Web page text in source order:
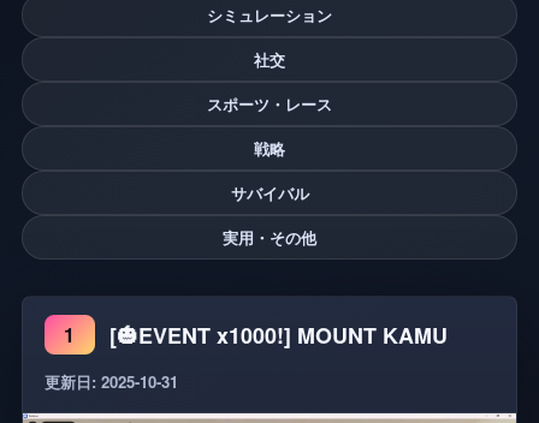
シミュレーション
社交
スポーツ・レース
戦略
サバイバル
実用・その他
1 [🎃EVENT x1000!] MOUNT KAMU
更新日: 2025-10-31